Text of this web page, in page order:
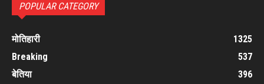
POPULAR CATEGORY
मोतिहारी
1325
Breaking
537
बेतिया
396